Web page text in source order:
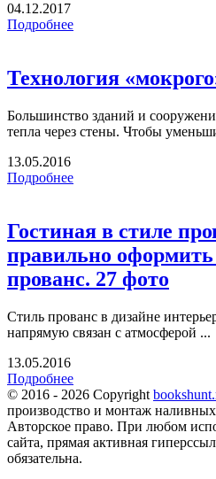
04.12.2017
Подробнее
Технология
Большинство зданий и
тепла через стены. Чтобы
13.05.2016
Подробнее
Гостиная в стиле
правильно оформить
прованс. 27 фото
Стиль прованс в дизайне
напрямую связан с атмосферой ...
13.05.2016
Подробнее
© 2016 - 2026 Copyright
производство и монтаж
Авторское право. При любом
сайта, прямая активная
обязательна.